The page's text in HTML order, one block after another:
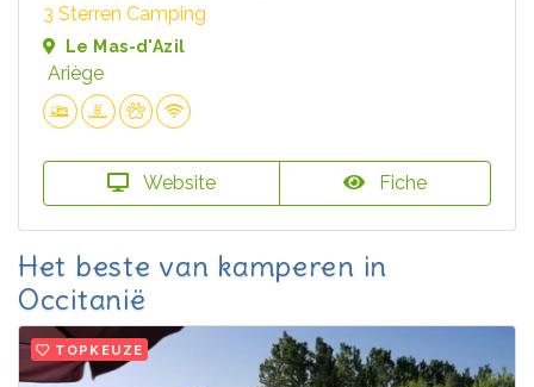
3 Sterren Camping
Le Mas-d'Azil
Ariège
Website Fiche
Het beste van kamperen in
Occitanië
TOPKEUZE